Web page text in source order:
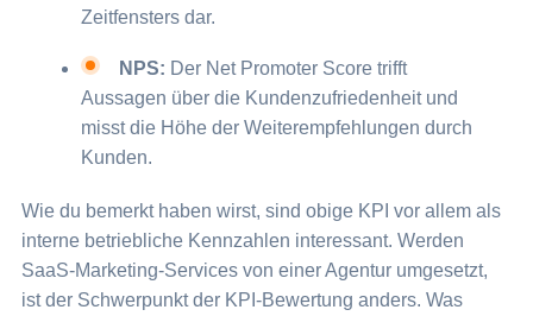
Zeitfensters dar.
NPS: Der Net Promoter Score trifft
Aussagen über die Kundenzufriedenheit und
misst die Höhe der Weiterempfehlungen durch
Kunden.
Wie du bemerkt haben wirst, sind obige KPI vor allem als
interne betriebliche Kennzahlen interessant. Werden
SaaS-Marketing-Services von einer Agentur umgesetzt,
ist der Schwerpunkt der KPI-Bewertung anders. Was